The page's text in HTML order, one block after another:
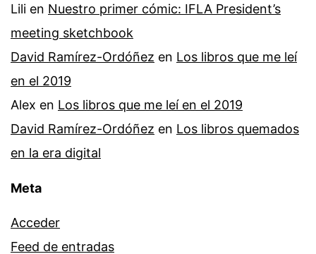
Lili en Nuestro primer cómic: IFLA President’s
meeting sketchbook
David Ramírez-Ordóñez en Los libros que me leí
en el 2019
Alex en Los libros que me leí en el 2019
David Ramírez-Ordóñez en Los libros quemados
en la era digital
Meta
Acceder
Feed de entradas